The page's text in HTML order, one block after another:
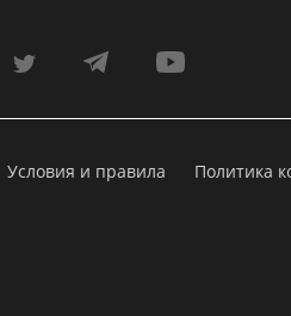
Условия и правила
Политика